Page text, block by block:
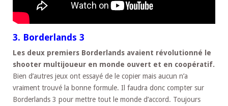
3. Borderlands 3
Les deux premiers Borderlands avaient révolutionné le
shooter multijoueur en monde ouvert et en coopératif.
Bien d’autres jeux ont essayé de le copier mais aucun n’a
vraiment trouvé la bonne formule. Il faudra donc compter sur
Borderlands 3 pour mettre tout le monde d’accord. Toujours